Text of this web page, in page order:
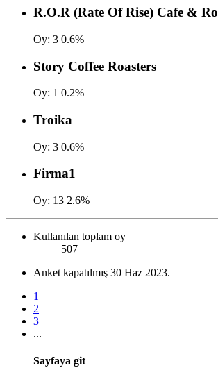
R.O.R (Rate Of Rise) Cafe &
Oy: 3 0.6%
Story Coffee Roasters
Oy: 1 0.2%
Troika
Oy: 3 0.6%
Firma1
Oy: 13 2.6%
Kullanılan toplam oy
507
Anket kapatılmış 30 Haz 2023.
1
2
3
...
Sayfaya git